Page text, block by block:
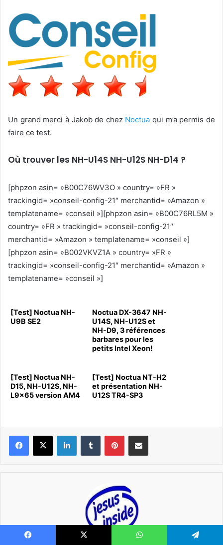
Un grand merci à Jakob de chez Noctua qui m’a permis de
faire ce test.
Où trouver les NH-U14S NH-U12S NH-D14 ?
[phpzon asin= »B00C76WV3O » country= »FR »
trackingid= »conseil-config-21″ merchantid= »Amazon »
templatename= »conseil »][phpzon asin= »B00C76RL5M »
country= »FR » trackingid= »conseil-config-21″
merchantid= »Amazon » templatename= »conseil »]
[phpzon asin= »B002VKVZ1A » country= »FR »
trackingid= »conseil-config-21″ merchantid= »Amazon »
templatename= »conseil »]
[Test] Noctua NH-
U9B SE2
Noctua DX-3647 NH-
U14S, NH-U12S et
NH-D9, 3 références
barbares pour les
petits Intel Xeon!
[Test] Noctua NH-
D15, NH-U12S, NH-
L9x65 version AM4
[Test] Noctua NT-H2
et présentation NH-
U12S TR4-SP3